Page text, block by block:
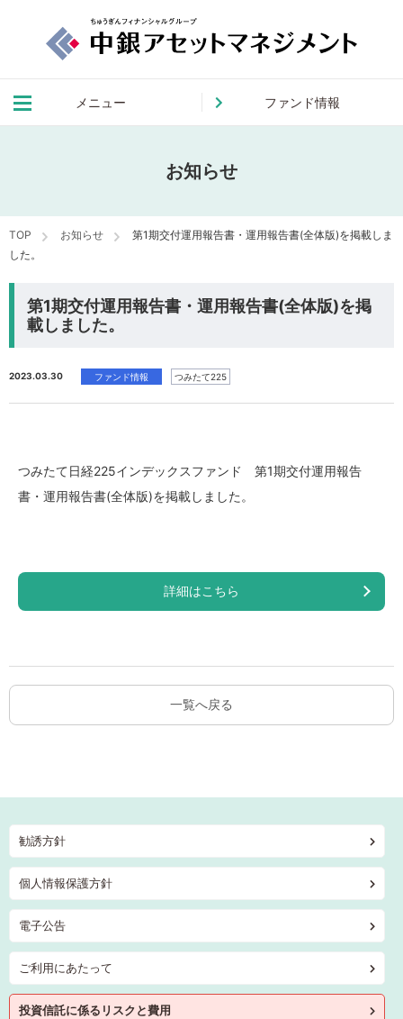
メニュー ファンド情報
お知らせ
TOP お知らせ
第1期交付運用報告書・運用報告書(全体版)を掲載しま
した。
第1期交付運用報告書・運用報告書(全体版)を掲
載しました。
2023.03.30 ファンド情報 つみたて225
つみたて日経225インデックスファンド 第1期交付運用報告
書・運用報告書(全体版)を掲載しました。
詳細はこちら
一覧へ戻る
勧誘方針
個人情報保護方針
電子公告
ご利用にあたって
投資信託に係るリスクと費用